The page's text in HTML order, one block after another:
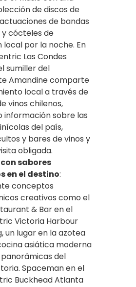
de discos de
de bandas
cócteles de
local por la noche. En
Las Condes
sumiller del
Amandine comparte
local a través de
vinos chilenos,
información sobre las
del país,
y bares de vinos y
obligada.
sabores
en el destino:
conceptos
creativos como el
& Bar en el
Victoria Harbour
un lugar en la azotea
asiática moderna
del
Spaceman en el
Buckhead Atlanta